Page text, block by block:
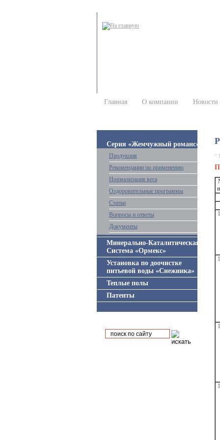
Главная О компании Новости
Серия «Жемчужный романс»
Продукция
Рекомендации по применению
Нормализация веса
Оздоровительные программы
Статьи
Вопросы и ответы
Документы
Минерально-Каталитическая
Система «Ормекс»
Установка по доочистке
питьевой воды «Снежинка»
Теплые полы
Патенты
>